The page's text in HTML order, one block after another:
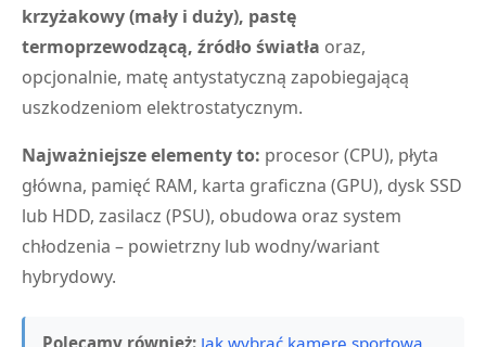
krzyżakowy (mały i duży), pastę
termoprzewodzącą, źródło światła oraz,
opcjonalnie, matę antystatyczną zapobiegającą
uszkodzeniom elektrostatycznym.
Najważniejsze elementy to: procesor (CPU), płyta
główna, pamięć RAM, karta graficzna (GPU), dysk SSD
lub HDD, zasilacz (PSU), obudowa oraz system
chłodzenia – powietrzny lub wodny/wariant
hybrydowy.
Polecamy również: Jak wybrać kamerę sportową